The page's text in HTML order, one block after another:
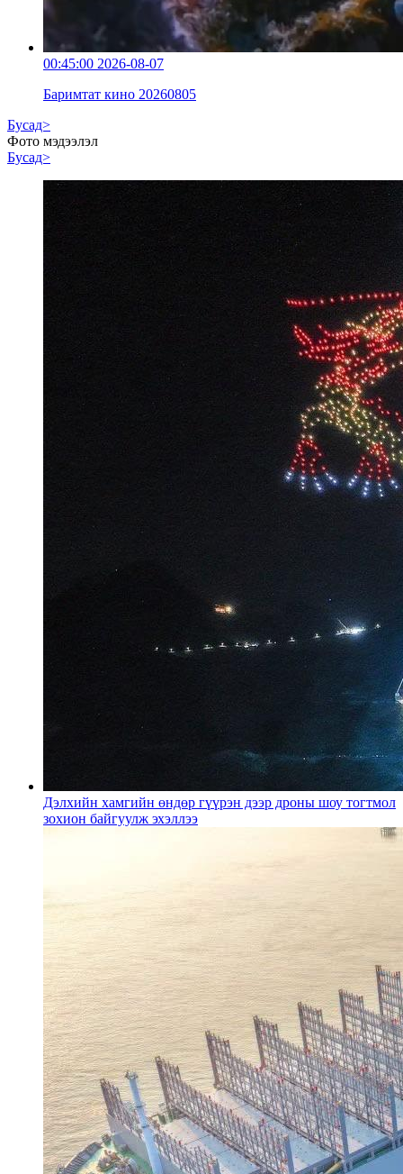
00:45:00 2026-08-07
Баримтат кино 20260805
Бусад>
Фото мэдээлэл
Бусад>
Дэлхийн хамгийн өндөр гүүрэн дээр дроны шоу тогтмол
зохион байгуулж эхэллээ